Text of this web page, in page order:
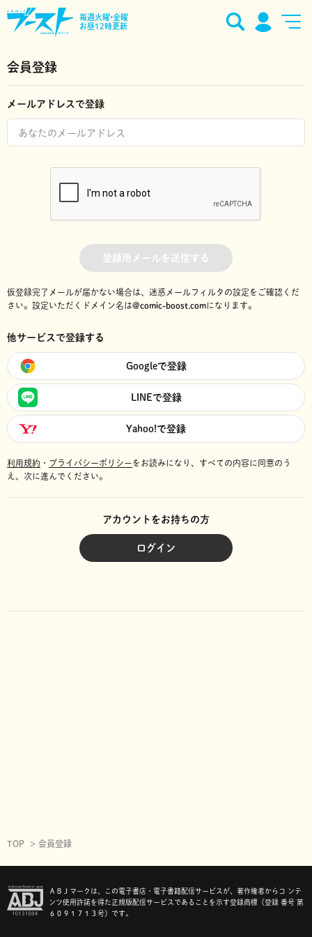
毎週火曜•金曜
お昼12時更新
会員登録
メールアドレスで登録
登録用メールを送信する
仮登録完了メールが届かない場合は、迷惑メールフィルタの設定をご確認くだ
さい。 設定いただくドメイン名は@comic-boost.comになります。
他サービスで登録する
Googleで登録
LINEで登録
Yahoo!で登録
利用規約 ・ プライバシーポリシーをお読みになり、 すべての内容に同意のう
え、次に進んでください。
アカウントをお持ちの方
ログイン
TOP 会員登録
ＡＢＪマークは、この電子書店・電子書籍配信サービスが、著作権者からコ ンテ
ンツ使用許諾を得た正規版配信サービスであることを示す登録商標（登録 番号 第
６０９１７１３号）です。